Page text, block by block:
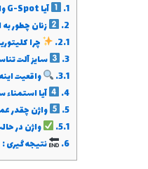
1.
آیا G-Spot واقعاً وجود دارد؟
2.
زنان چطور
2.1.
چرا
3.
سایز آلت
3.1.
واقعیت
4.
آیا استمناء
5.
واژن چقدر
5.1.
واژن در
6.
نتیجه‌گیری :